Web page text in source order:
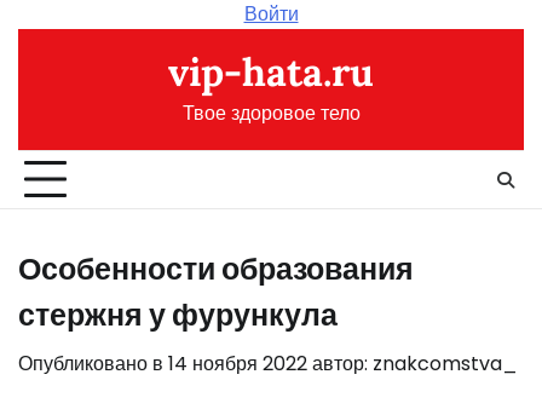
Войти
vip-hata.ru
Твое здоровое тело
Особенности образования
стержня у фурункула
Опубликовано в 14 ноября 2022автор: znakcomstva_